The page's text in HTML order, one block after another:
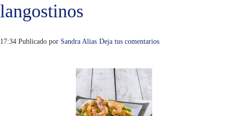
langostinos
17:34 Publicado por Sandra Alias Deja tus comentarios